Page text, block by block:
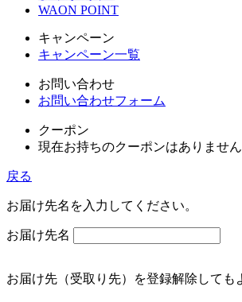
WAON POINT
キャンペーン
キャンペーン一覧
お問い合わせ
お問い合わせフォーム
クーポン
現在お持ちのクーポンはありません
戻る
お届け先名を入力してください。
お届け先名
お届け先（受取り先）を登録解除しても